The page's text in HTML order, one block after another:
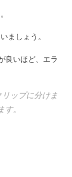
ましょう。
良いほど、エラ
ップに分けま
。